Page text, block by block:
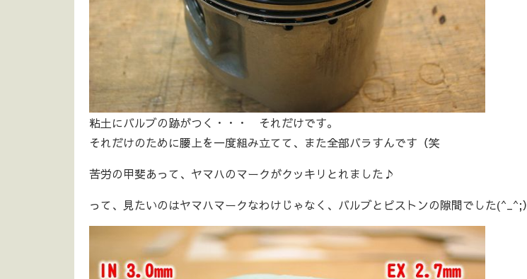
粘土にバルブの跡がつく・・・ それだけです。
それだけのために腰上を一度組み立てて、また全部バラすんです（笑
苦労の甲斐あって、ヤマハのマークがクッキリとれました♪
って、見たいのはヤマハマークなわけじゃなく、バルブとピストンの隙間でした(^_^;）